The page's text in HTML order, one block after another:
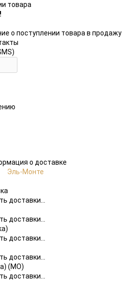
товара
о поступлении товара в продажу
о доставке
Эль-Монте
доставки...
доставки...
доставки...
доставки...
(МО)
доставки...